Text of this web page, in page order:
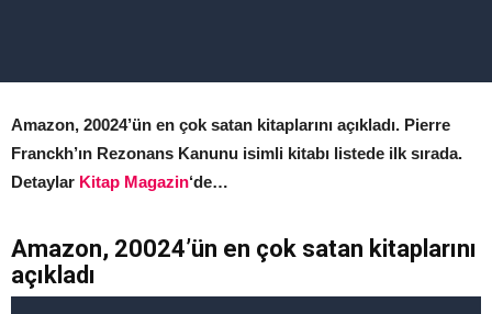
Amazon, 20024’ün en çok satan kitaplarını açıkladı. Pierre
Franckh’ın Rezonans Kanunu isimli kitabı listede ilk sırada.
Detaylar Kitap Magazin‘de…
Amazon, 20024’ün en çok satan kitaplarını
açıkladı